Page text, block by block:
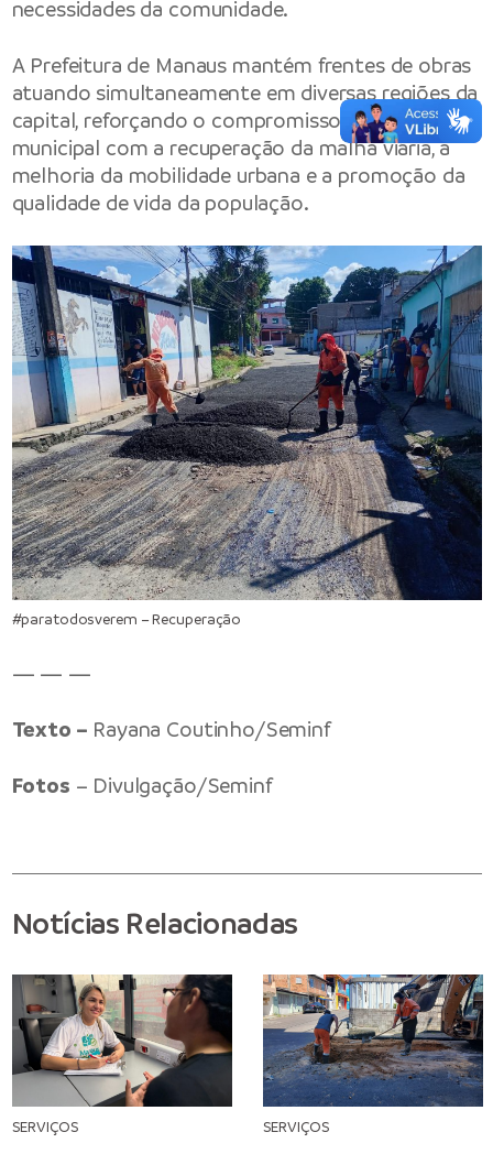
necessidades da comunidade.
A Prefeitura de Manaus mantém frentes de obras
atuando simultaneamente em diversas regiões da
capital, reforçando o compromisso da gestão
municipal com a recuperação da malha viária, a
melhoria da mobilidade urbana e a promoção da
qualidade de vida da população.
#paratodosverem – Recuperação
— — —
Texto – Rayana Coutinho/Seminf
Fotos – Divulgação/Seminf
Notícias Relacionadas
SERVIÇOS SERVIÇOS